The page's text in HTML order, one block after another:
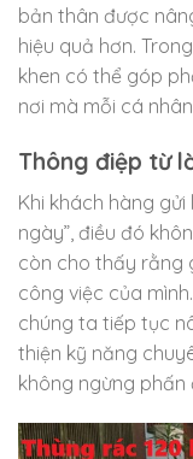
bản thân được
hiệu quả hơn.
khen có thể góp
nơi mà mỗi cá
Thông điệp từ
Khi khách hàng
ngày”, điều đó
còn cho thấy rằng
công việc của
chúng ta tiếp tục
thiện kỹ năng
không ngừng phấn